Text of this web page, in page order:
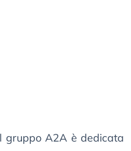
gruppo A2A è dedicata